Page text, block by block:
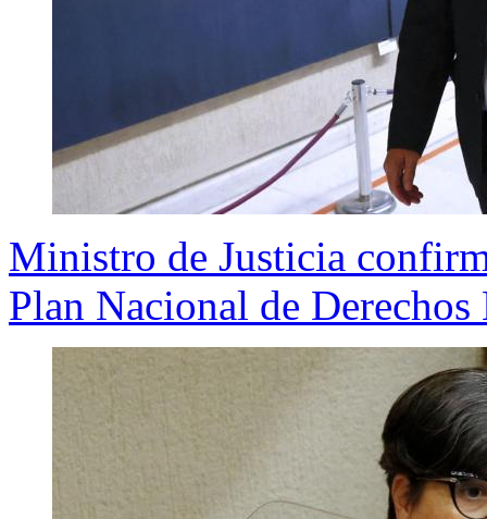
Ministro de Justicia
Plan Nacional de Derechos